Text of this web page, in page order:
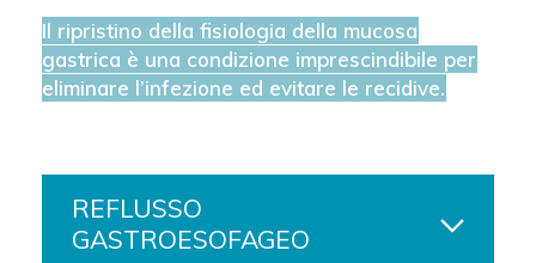
Il ripristino della fisiologia della mucosa
gastrica è una condizione imprescindibile per
eliminare l’infezione ed evitare le recidive.
REFLUSSO
GASTROESOFAGEO